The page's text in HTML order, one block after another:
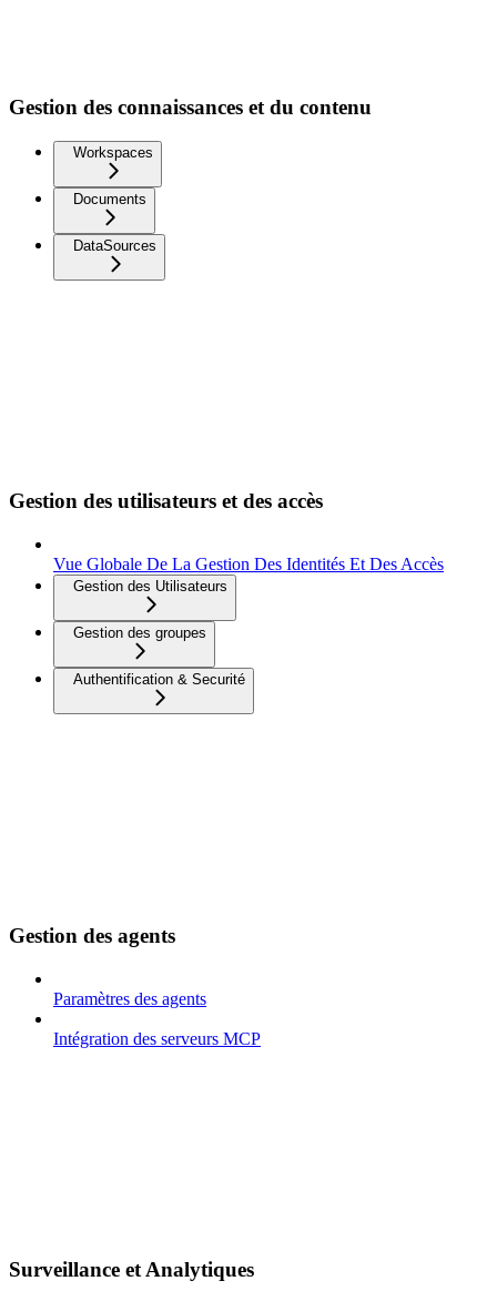
Gestion des connaissances et du contenu
Workspaces
Documents
DataSources
Gestion des utilisateurs et des accès
Vue Globale De La Gestion Des Identités Et Des Accès
Gestion des Utilisateurs
Gestion des groupes
Authentification & Securité
Gestion des agents
Paramètres des agents
Intégration des serveurs MCP
Surveillance et Analytiques